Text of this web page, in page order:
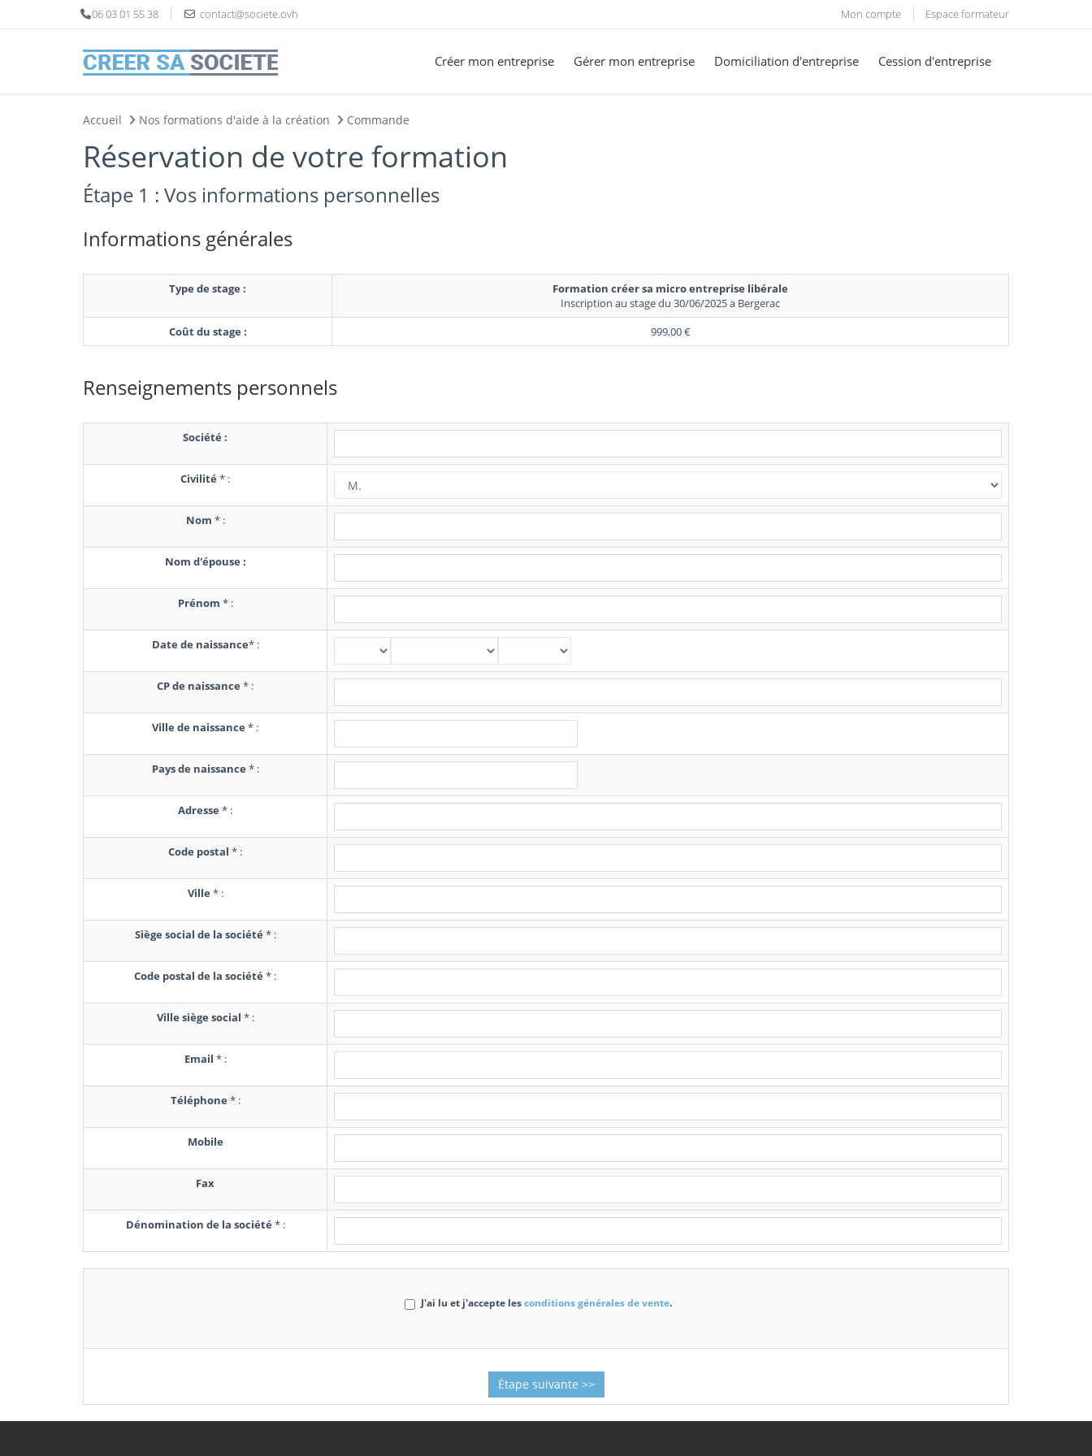
06 03 01 55 38 contact@societe.ovh Mon compte Espace formateur
Créer mon entreprise Gérer mon entreprise Domiciliation d'entreprise Cession d'entreprise
Accueil Nos formations d'aide à la création Commande
Réservation de votre formation
Étape 1 : Vos informations personnelles
Informations générales
Type de stage :
Formation créer sa micro entreprise libérale
Inscription au stage du 30/06/2025 a Bergerac
Coût du stage :
999,00 €
Renseignements personnels
Société :
Civilité * :
Nom *:
Nom d'épouse :
Prénom *:
Date de naissance*:
CP de naissance * :
Ville de naissance * :
Pays de naissance *:
Adresse * :
Code postal * :
Ville *:
Siège social de la société *:
Code postal de la société * :
Ville siège social *:
Email *:
Téléphone *:
Mobile
Fax
Dénomination de la société *:
J'ai lu et j'accepte lesconditions générales de vente.
Panneau de gestion des cookies